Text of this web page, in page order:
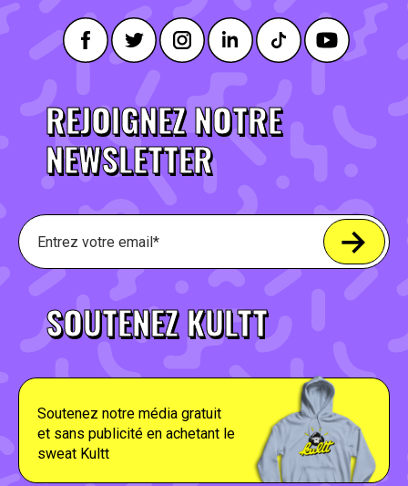
REJOIGNEZ NOTRE
NEWSLETTER
SOUTENEZ KULTT
Soutenez notre média gratuit
et sans publicité en achetant le
sweat Kultt